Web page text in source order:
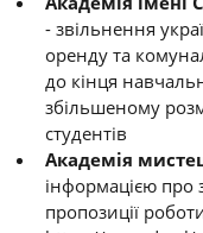
- звільнення
оренду та
до кінця
збільшеному
студентів
Академія
інформацією про
пропозиції